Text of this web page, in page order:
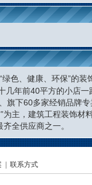
色、健康、环保”的
年前40平方的小店
旗下60多家经销品牌专
主，建筑工程装饰材
全供应商之一。
联系方式